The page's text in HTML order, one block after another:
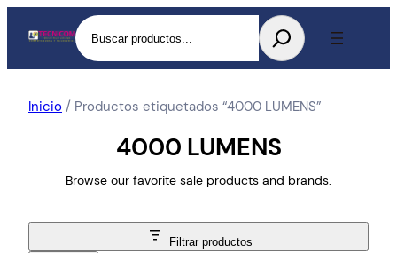
Buscar
Inicio / Productos etiquetados “4000 LUMENS”
4000 LUMENS
Browse our favorite sale products and brands.
Filtrar productos